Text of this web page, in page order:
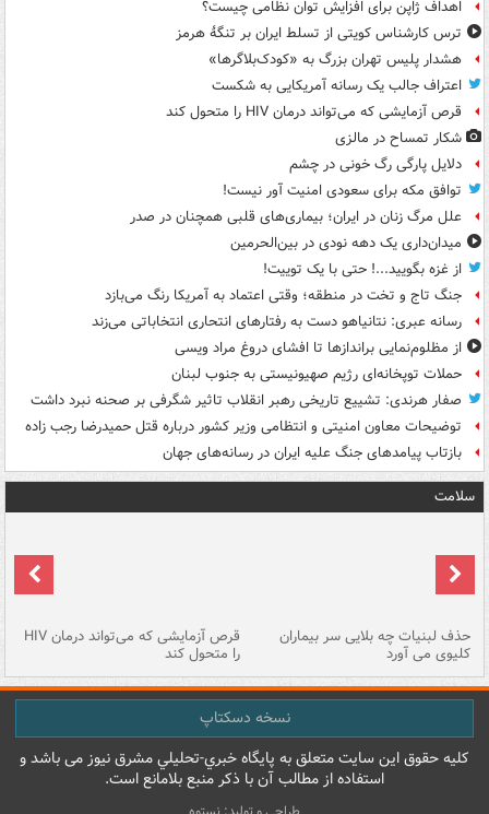
اهداف ژاپن برای افزایش توان نظامی چیست؟
ترس کارشناس کویتی از تسلط ایران بر تنگۀ هرمز
هشدار پلیس تهران بزرگ به «کودک‌بلاگرها»
اعتراف جالب یک رسانه آمریکایی به شکست
قرص آزمایشی که می‌تواند درمان HIV را متحول کند
شکار تمساح در مالزی
دلایل پارگی رگ خونی در چشم
توافق مکه برای سعودی امنیت آور نیست!
علل مرگ زنان در ایران؛ بیماری‌های قلبی همچنان در صدر
میدان‌داری یک دهه نودی در بین‌الحرمین
از غزه بگویید...! حتی با یک توییت!
جنگ تاج و تخت در منطقه؛ وقتی اعتماد به آمریکا رنگ می‌بازد
رسانه عبری: نتانیاهو دست به رفتارهای انتحاری انتخاباتی می‌زند
از مظلوم‌نمایی براندازها تا افشای دروغ مراد ویسی
حملات توپخانه‌ای رژیم صهیونیستی به جنوب لبنان
صفار هرندی: تشییع تاریخی رهبر انقلاب تاثیر شگرفی بر صحنه نبرد داشت
توضیحات معاون امنیتی و انتظامی وزیر کشور درباره قتل حمیدرضا رجب زاده
بازتاب پیامدهای جنگ علیه ایران در رسانه‌های جهان
سلامت
حذف لبنیات چه بلایی سر بیماران
کلیوی می آورد
قرص آزمایشی که می‌تواند درمان HIV
را متحول کند
نسخه دسکتاپ
کليه حقوق اين سايت متعلق به پایگاه خبري-تحليلي مشرق نيوز می باشد و
استفاده از مطالب آن با ذکر منبع بلامانع است.